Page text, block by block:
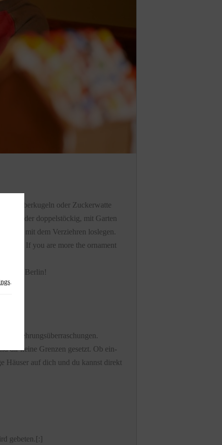
Silberkugeln oder Zuckerwatte
ein- oder doppelstöckig, mit Garten
direkt mit dem Verziehren loslegen.
If you are more the ornament
Tag Berlin!
Verziehrungsüberraschungen.
dir keine Grenzen gesetzt. Ob ein-
Häuser auf dich und du kannst direkt
gebeten.[:]